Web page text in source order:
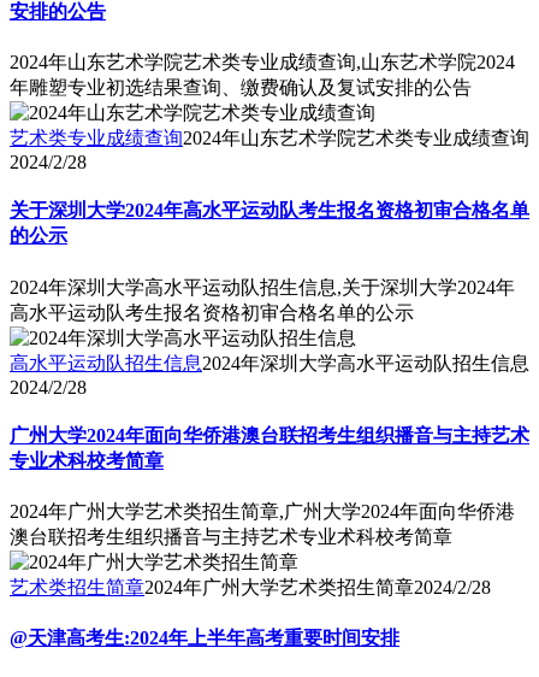
安排的公告
2024年山东艺术学院艺术类专业成绩查询,山东艺术学院2024
年雕塑专业初选结果查询、缴费确认及复试安排的公告
艺术类专业成绩查询2024年山东艺术学院艺术类专业成绩查询
2024/2/28
关于深圳大学2024年高水平运动队考生报名资格初审合格名单
的公示
2024年深圳大学高水平运动队招生信息,关于深圳大学2024年
高水平运动队考生报名资格初审合格名单的公示
高水平运动队招生信息2024年深圳大学高水平运动队招生信息
2024/2/28
广州大学2024年面向华侨港澳台联招考生组织播音与主持艺术
专业术科校考简章
2024年广州大学艺术类招生简章,广州大学2024年面向华侨港
澳台联招考生组织播音与主持艺术专业术科校考简章
艺术类招生简章2024年广州大学艺术类招生简章2024/2/28
@天津高考生:2024年上半年高考重要时间安排